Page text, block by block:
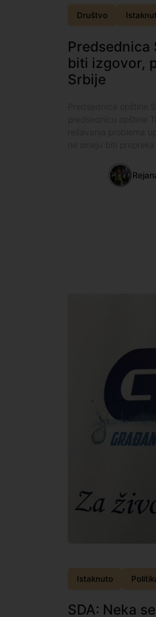
Društvo
Predsednica
biti izgovor,
Srbije
Istaknuto
SDA: Neka